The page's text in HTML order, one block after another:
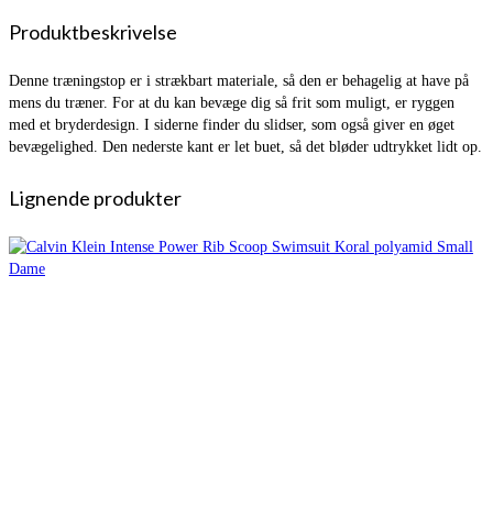
Produktbeskrivelse
Denne træningstop er i strækbart materiale, så den er behagelig at have på
mens du træner. For at du kan bevæge dig så frit som muligt, er ryggen
med et bryderdesign. I siderne finder du slidser, som også giver en øget
bevægelighed. Den nederste kant er let buet, så det bløder udtrykket lidt op.
Lignende produkter